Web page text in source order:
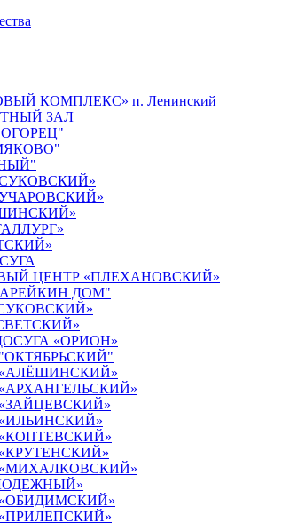
КОМПЛЕКС» п. Ленинский
ЗАЛ
ЦЕНТР «ПЛЕХАНОВСКИЙ»
ДОМ"
«ОРИОН»